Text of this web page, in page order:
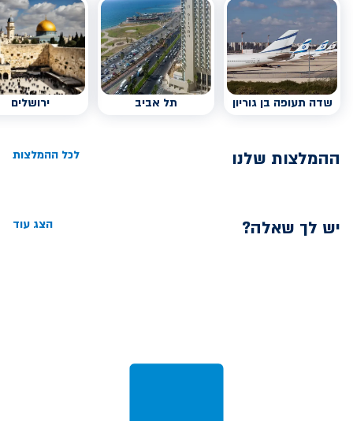
שדה תעופה בן גוריון תל אביב ירושלים
ההמלצות שלנו לכל ההמלצות
יש לך שאלה? הצג עוד